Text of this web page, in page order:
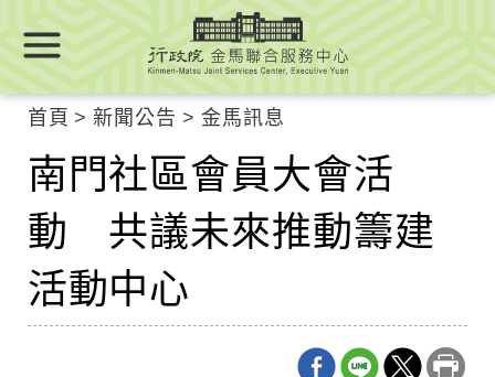
要
Center
block
首頁 新聞公告 金馬訊息
南門社區會員大會活
動 共議未來推動籌建
活動中心